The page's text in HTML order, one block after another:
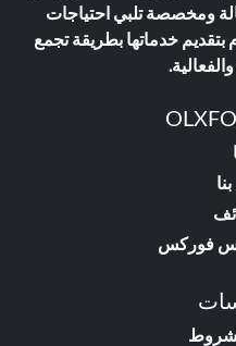
ومخصصة تلبي احتياجات
بتقديم خدماتها بطريقة تجمع
فوركس